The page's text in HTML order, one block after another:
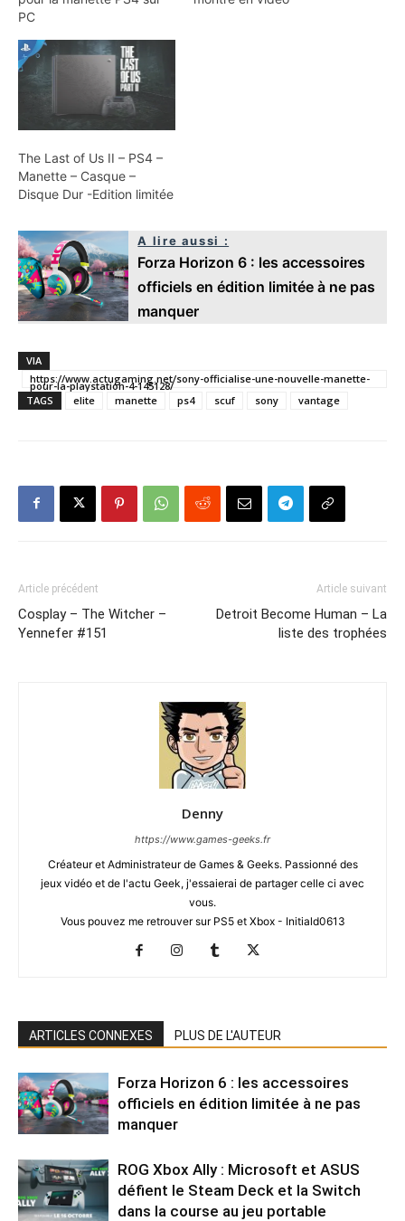
PC
The Last of Us II – PS4 –
Manette – Casque –
Disque Dur -Edition limitée
A lire aussi :
Forza Horizon 6 : les accessoires
officiels en édition limitée à ne pas
manquer
VIA
https://www.actugaming.net/sony-officialise-une-nouvelle-manette-
pour-la-playstation-4-145128/
TAGS
elite manette ps4 scuf sony vantage
Article précédent
Cosplay – The Witcher –
Yennefer #151
Article suivant
Detroit Become Human – La
liste des trophées
Denny
https://www.games-geeks.fr
Créateur et Administrateur de Games & Geeks. Passionné des
jeux vidéo et de l'actu Geek, j'essaierai de partager celle ci avec
vous.
Vous pouvez me retrouver sur PS5 et Xbox - Initiald0613
ARTICLES CONNEXES PLUS DE L'AUTEUR
Forza Horizon 6 : les accessoires
officiels en édition limitée à ne pas
manquer
ROG Xbox Ally : Microsoft et ASUS
défient le Steam Deck et la Switch
dans la course au jeu portable